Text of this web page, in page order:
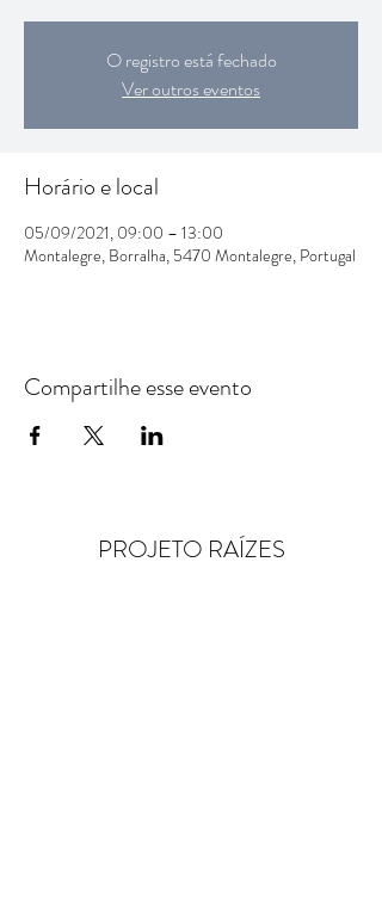
O registro está fechado
Ver outros eventos
Horário e local
05/09/2021, 09:00 – 13:00
Montalegre, Borralha, 5470 Montalegre, Portugal
Compartilhe esse evento
PROJETO RAÍZES